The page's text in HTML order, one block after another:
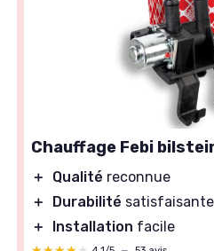
Chauffage Febi
＋ Qualité reconnue
＋
Durabilité satisfaisante
＋
Installation facile